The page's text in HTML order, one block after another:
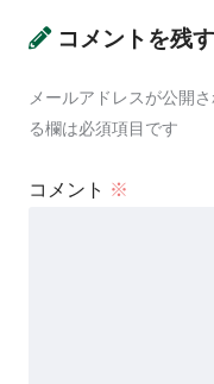
コメントを残す
メールアドレスが公開
る欄は必須項目です
コメント ※